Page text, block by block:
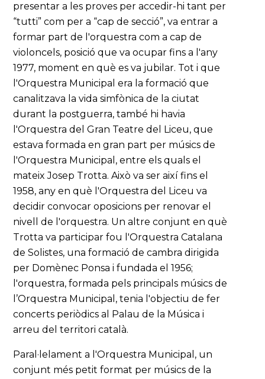
presentar a les proves per accedir-hi tant per
“tutti” com per a “cap de secció”, va entrar a
formar part de l'orquestra com a cap de
violoncels, posició que va ocupar fins a l'any
1977, moment en què es va jubilar. Tot i que
l'Orquestra Municipal era la formació que
canalitzava la vida simfònica de la ciutat
durant la postguerra, també hi havia
l'Orquestra del Gran Teatre del Liceu, que
estava formada en gran part per músics de
l'Orquestra Municipal, entre els quals el
mateix Josep Trotta. Això va ser així fins el
1958, any en què l'Orquestra del Liceu va
decidir convocar oposicions per renovar el
nivell de l'orquestra. Un altre conjunt en què
Trotta va participar fou l'Orquestra Catalana
de Solistes, una formació de cambra dirigida
per Domènec Ponsa i fundada el 1956;
l'orquestra, formada pels principals músics de
l’Orquestra Municipal, tenia l'objectiu de fer
concerts periòdics al Palau de la Música i
arreu del territori català.
Paral·lelament a l'Orquestra Municipal, un
conjunt més petit format per músics de la